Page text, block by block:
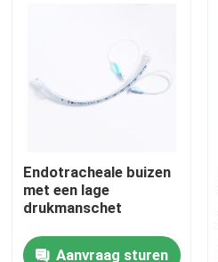
Thuis
Producten
Endotracheale buizen
met een lage
drukmanschet
Aanvraag sturen